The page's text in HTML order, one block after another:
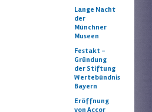
Lange Nacht
der
Münchner
Museen
Festakt –
Gründung
der Stiftung
Wertebündnis
Bayern
Eröffnung
von Accor